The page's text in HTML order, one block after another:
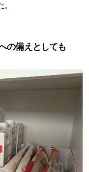
の備えとしても